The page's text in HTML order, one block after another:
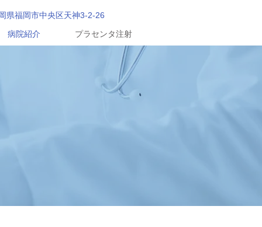
県福岡市中央区天神3-2-26
病院紹介
プラセンタ注射